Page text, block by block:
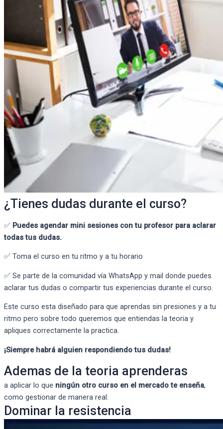
¿Tienes dudas durante el curso?
✅ Puedes agendar mini sesiones con tu profesor para aclarar
todas tus dudas.
✅ Toma el curso en tu ritmo y a tu horario
✅ Se parte de la comunidad vía WhatsApp y mail donde puedes
aclarar tus dudas o compartir tus experiencias durante el curso.
Este curso esta diseñado para que aprendas sin presiones y a tu
ritmo pero sobre todo queremos que entiendas la teoria y
apliques correctamente la practica.
¡Siempre habrá alguien respondiendo tus dudas!
Ademas de la teoria aprenderas
a aplicar lo que ningún otro curso en el mercado te enseña,
como gestionar de manera real:
Dominar la resistencia